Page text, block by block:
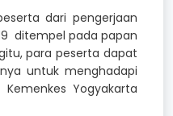
dari pengerjaan
ditempel pada papan
para peserta dapat
untuk menghadapi
Kemenkes Yogyakarta